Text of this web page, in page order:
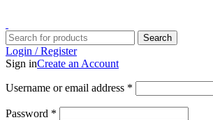
Search
Login / Register
Sign inCreate an Account
Username or email address *
Password *